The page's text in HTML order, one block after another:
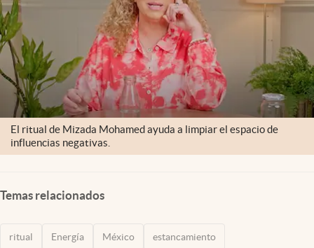
El ritual de Mizada Mohamed ayuda a limpiar el espacio de
influencias negativas.
Temas relacionados
ritual Energía México estancamiento